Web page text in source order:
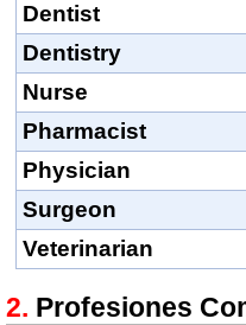
Dentist
Dentistry
Nurse
Pharmacist
Physician
Surgeon
Veterinarian
Profesiones